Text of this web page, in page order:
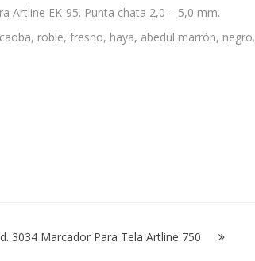
3033
Para
Artline EK-95. Punta chata 2,0 – 5,0 mm.
roble, fresno, haya, abedul marrón, negro.
3034 Marcador Para Tela Artline 750